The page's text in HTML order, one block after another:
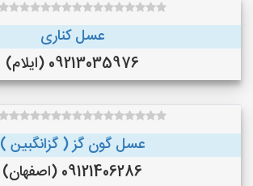
عسل کناری
09213035976 (ایلام)
عسل گون گز ( گزانگبین )
09121406286 (اصفهان)